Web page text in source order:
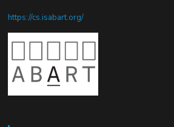
https://cs.isabart.org/